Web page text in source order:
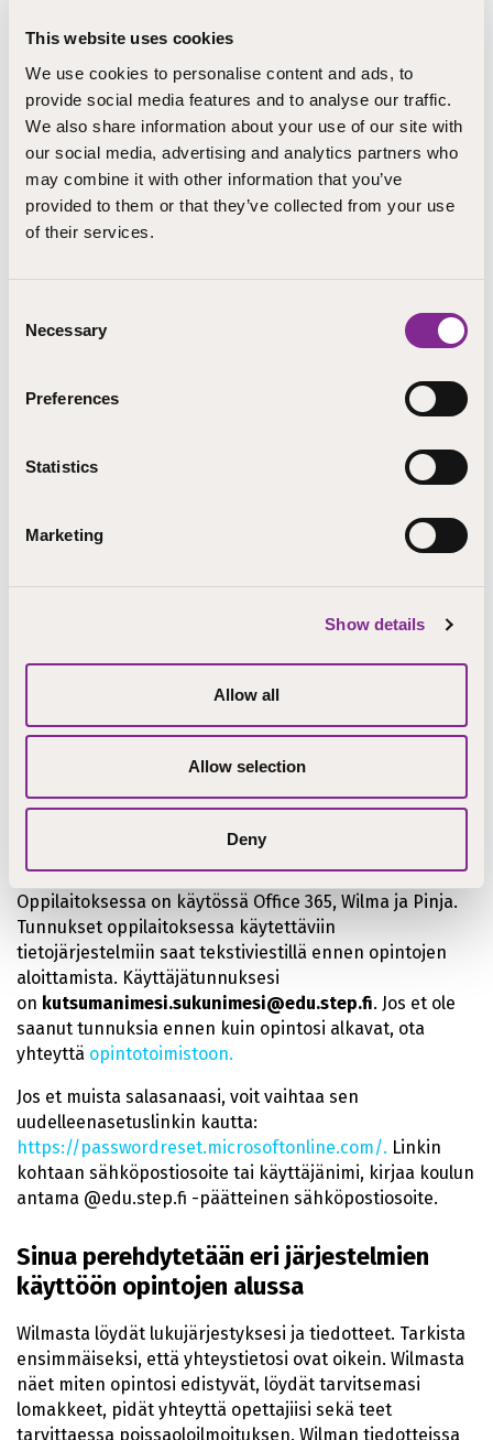
This website uses cookies
We use cookies to personalise content and ads, to
provide social media features and to analyse our traffic.
We also share information about your use of our site with
our social media, advertising and analytics partners who
may combine it with other information that you’ve
provided to them or that they’ve collected from your use
of their services.
Selection
Necessary
Preferences
Statistics
Marketing
Show details
Allow all
Allow selection
Deny
Vastuuopettajasi sekä muu henkilökunta auttaa ja tukee
myösOpintoklubitoiminnasta.
Kuraattorilta saat apua erilaisissa elämäntilanteissa,
kuten itsenäistymiseen, asumiseen, toimeentuloon,
motivaatioon, mielenterveyteen, arjenhallintaan,
opiskelukuntoon ja opiskeluvalmiuksiin liittyvissä
asioissa.
Kuraattorille
asioimalla.
Terveydenhoitajan vastaanotolle voit tulla, jos tarvitset
kiireellistä apua tai neuvontaa sairauden, tapaturman
perusrokotuksia sekä sairauslomatodistuksen
oppilaitoksellesi tai työssäoppimispaikkaasi varten.
oppisopimustyöpaikan työterveyshuolto.
esille vastuuopettajasi, kuraattorin, erityisopettajan tai
ammattitaidon ja osaamisen, kanssasi suunnitellaan
sinulle sopivat opetus- ja opiskelujärjestelyt.
Sinulla on mahdollisuus vaikuttaa
Sinulla on mahdollisuus vaikuttaa saamaasi opetukseen
ja oppilaitoksen toimintaan vastaamalla
opiskelijapalautekyselyihin sekäopiskelijakunnan
hallituksen kautta:opiskelijakunta@step.fi.
Opinnoissa käytettävät ohjelmat
Oppilaitoksessa on käytössä Office 365, Wilma ja Pinja.
Tunnukset oppilaitoksessa käytettäviin
tietojärjestelmiin saat tekstiviestillä ennen opintojen
aloittamista. Käyttäjätunnuksesi
on kutsumanimesi.sukunimesi@edu.step.fi. Jos et ole
saanut tunnuksia ennen kuin opintosi alkavat, ota
yhteyttä opintotoimistoon.
Jos et muista salasanaasi, voit vaihtaa sen
uudelleenasetuslinkin kautta:
https://passwordreset.microsoftonline.com/. Linkin
kohtaan sähköpostiosoite tai käyttäjänimi, kirjaa koulun
antama @edu.step.fi -päätteinen sähköpostiosoite.
Sinua perehdytetään eri järjestelmien
käyttöön opintojen alussa
Wilmasta löydät lukujärjestyksesi ja tiedotteet. Tarkista
ensimmäiseksi, että yhteystietosi ovat oikein. Wilmasta
näet miten opintosi edistyvät, löydät tarvitsemasi
lomakkeet, pidät yhteyttä opettajiisi sekä teet
tarvittaessa poissaoloilmoituksen. Wilman tiedotteissa